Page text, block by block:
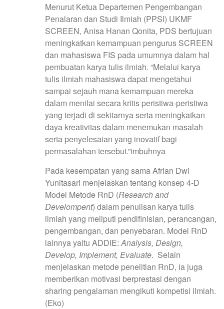
Menurut Ketua Departemen Pengembangan
Penalaran dan Studi Ilmiah (PPSI) UKMF
SCREEN, Anisa Hanan Qonita, PDS bertujuan
meningkatkan kemampuan pengurus SCREEN
dan mahasiswa FIS pada umumnya dalam hal
pembuatan karya tulis ilmiah. “Melalui karya
tulis ilmiah mahasiswa dapat mengetahui
sampai sejauh mana kemampuan mereka
dalam menilai secara kritis peristiwa-peristiwa
yang terjadi di sekitarnya serta meningkatkan
daya kreativitas dalam menemukan masalah
serta penyelesaian yang inovatif bagi
permasalahan tersebut.”imbuhnya
Pada kesempatan yang sama Afrian Dwi
Yunitasari menjelaskan tentang konsep 4-D
Model Metode RnD (Research and
Develompent) dalam penulisan karya tulis
ilmiah yang meliputi pendifinisian, perancangan,
pengembangan, dan penyebaran. Model RnD
lainnya yaitu ADDIE:Analysis, Design,
Develop, Implement, Evaluate. Selain
menjelaskan metode penelitian RnD, ia juga
memberikan motivasi berprestasi dengan
sharing pengalaman mengikuti kompetisi ilmiah.
(Eko)